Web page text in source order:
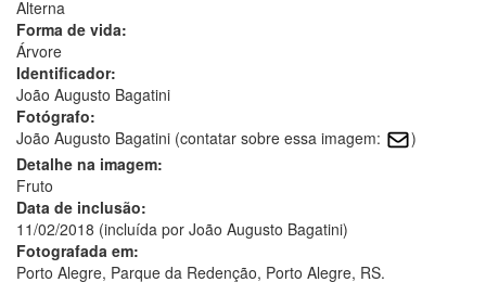
Alterna
Forma de vida:
Árvore
Identificador:
João Augusto Bagatini
Fotógrafo:
João Augusto Bagatini (contatar sobre essa imagem:
)
Detalhe na imagem:
Fruto
Data de inclusão:
11/02/2018 (incluída por João Augusto Bagatini)
Fotografada em:
Porto Alegre, Parque da Redenção, Porto Alegre, RS.